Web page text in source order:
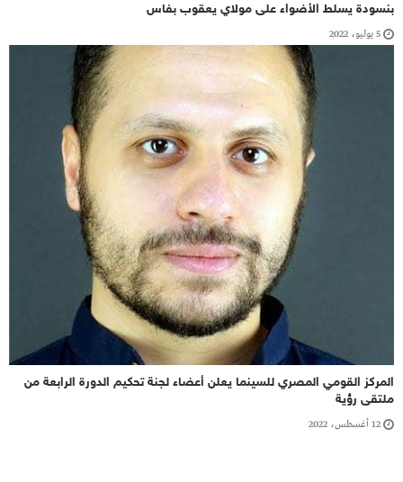
بنسودة يسلط الأضواء على مولاي يعقوب بفاس
5 يوليو، 2022
المركز القومي المصري للسينما يعلن أعضاء لجنة تحكيم الدورة الرابعة من
ملتقى رؤية
12 أغسطس، 2022